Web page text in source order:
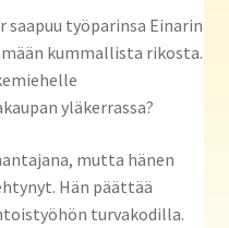
työparinsa Einarin
kummallista rikosta.
yläkerrassa?
mutta hänen
Hän päättää
turvakodilla.